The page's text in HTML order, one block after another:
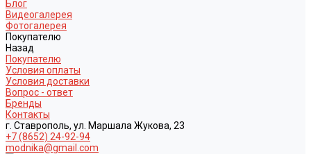
Блог
Видеогалерея
Фотогалерея
Покупателю
Назад
Покупателю
Условия оплаты
Условия доставки
Вопрос - ответ
Бренды
Контакты
г. Ставрополь, ул. Маршала Жукова, 23
+7 (8652) 24-92-94
modnika@gmail.com